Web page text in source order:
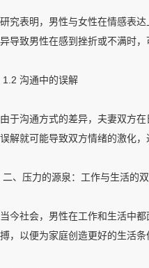
研究表明，男性与女性在情感表
异导致男性在感到挫折或不满时
1.2 沟通中的误解
由于沟通方式的差异，夫妻双方
误解就可能导致双方情绪的激化，
二、压力的源泉：工作与生活的
当今社会，男性在工作和生活中
搏，以便为家庭创造更好的生活